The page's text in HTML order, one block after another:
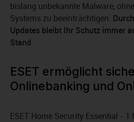
bislang unbekannte Malware,
Systems zu beeinträchtigen.
Updates bleibt Ihr Schutz immer
Stand.
ESET ermöglicht
Onlinebanking und
ESET Home Security Essential - 1